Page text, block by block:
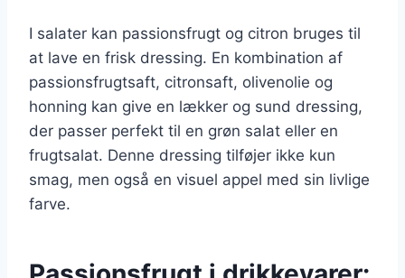
I salater kan passionsfrugt og citron bruges til
at lave en frisk dressing. En kombination af
passionsfrugtsaft, citronsaft, olivenolie og
honning kan give en lækker og sund dressing,
der passer perfekt til en grøn salat eller en
frugtsalat. Denne dressing tilføjer ikke kun
smag, men også en visuel appel med sin livlige
farve.